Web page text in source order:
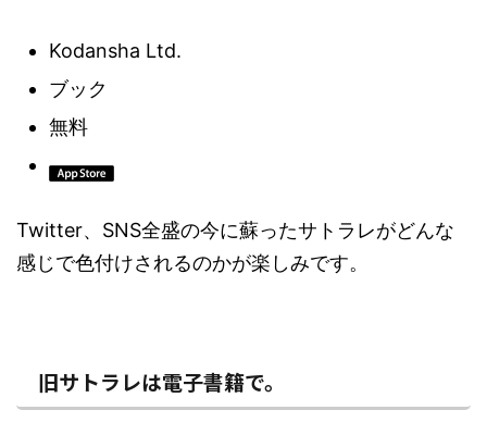
Kodansha Ltd.
ブック
無料
Twitter、SNS全盛の今に蘇ったサトラレがどんな
感じで色付けされるのかが楽しみです。
旧サトラレは電子書籍で。